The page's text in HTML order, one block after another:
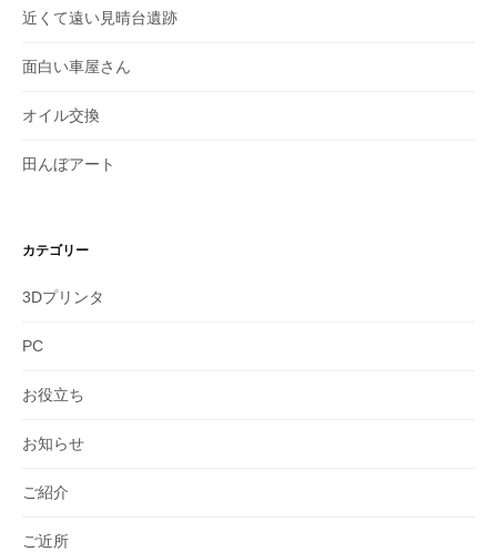
近くて遠い見晴台遺跡
面白い車屋さん
オイル交換
田んぼアート
カテゴリー
3Dプリンタ
PC
お役立ち
お知らせ
ご紹介
ご近所